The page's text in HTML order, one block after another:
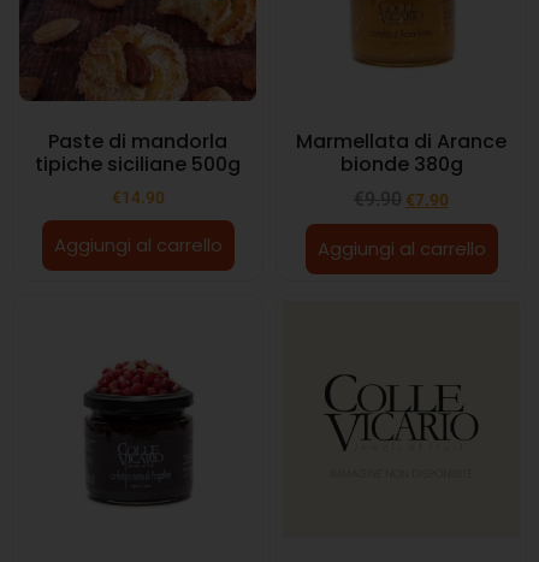
Paste di mandorla
tipiche siciliane 500g
€14.90
Aggiungi al carrello
Marmellata di Arance
bionde 380g
€7.90
Aggiungi al carrello